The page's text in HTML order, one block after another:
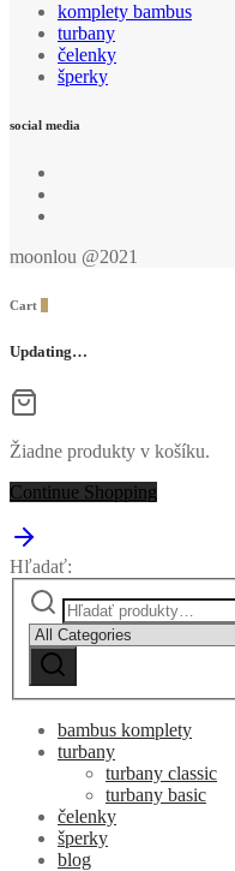
komplety bambus
turbany
čelenky
šperky
social media
moonlou @2021
Cart
Updating…
Žiadne produkty v košíku.
Continue Shopping
Hľadať:
bambus komplety
turbany
turbany classic
turbany basic
čelenky
šperky
blog